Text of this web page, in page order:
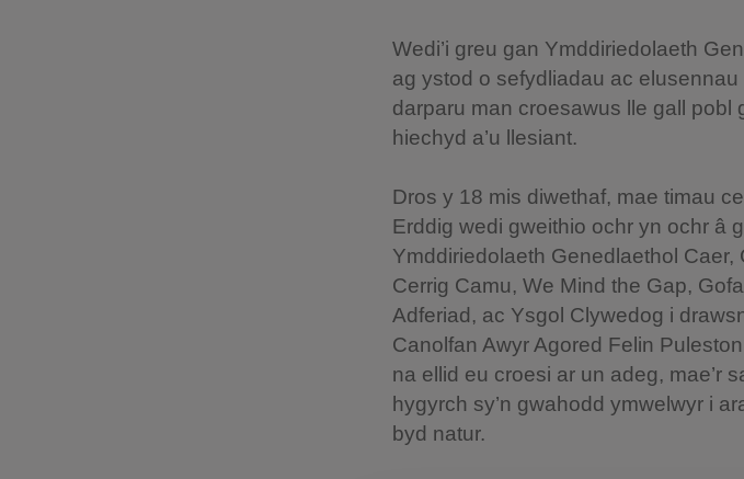
Wedi’i greu gan Ymddiriedolaeth
ag ystod o sefydliadau ac elusennau
darparu man croesawus lle gall pobl
hiechyd a’u llesiant.
Dros y 18 mis diwethaf, mae timau
Erddig wedi gweithio ochr yn ochr â
Ymddiriedolaeth Genedlaethol
Cerrig Camu, We Mind the Gap,
Adferiad, ac Ysgol Clywedog i
Canolfan Awyr Agored Felin
na ellid eu croesi ar un adeg, mae’r
hygyrch sy’n gwahodd ymwelwyr i
byd natur.